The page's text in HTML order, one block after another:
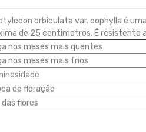
orbiculata var. oophylla é
de 25 centimetros. É resistente
nos meses mais quentes
nos meses mais frios
de floração
das flores